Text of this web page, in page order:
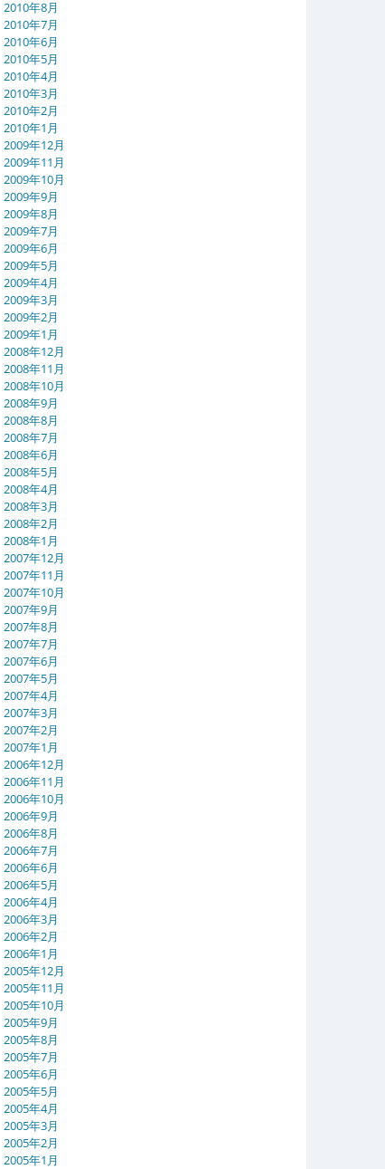
2010年8月
2010年7月
2010年6月
2010年5月
2010年4月
2010年3月
2010年2月
2010年1月
2009年12月
2009年11月
2009年10月
2009年9月
2009年8月
2009年7月
2009年6月
2009年5月
2009年4月
2009年3月
2009年2月
2009年1月
2008年12月
2008年11月
2008年10月
2008年9月
2008年8月
2008年7月
2008年6月
2008年5月
2008年4月
2008年3月
2008年2月
2008年1月
2007年12月
2007年11月
2007年10月
2007年9月
2007年8月
2007年7月
2007年6月
2007年5月
2007年4月
2007年3月
2007年2月
2007年1月
2006年12月
2006年11月
2006年10月
2006年9月
2006年8月
2006年7月
2006年6月
2006年5月
2006年4月
2006年3月
2006年2月
2006年1月
2005年12月
2005年11月
2005年10月
2005年9月
2005年8月
2005年7月
2005年6月
2005年5月
2005年4月
2005年3月
2005年2月
2005年1月